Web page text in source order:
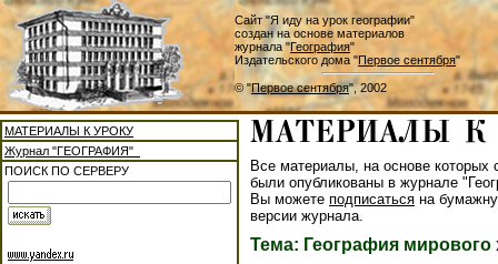
Сайт "Я иду на урок географии"
создан на основе материалов
журнала "География"
Издательского дома "Первое сентября"
© "Первое сентября", 2002
МАТЕРИАЛЫ К УРОКУ
Журнал "ГЕОГРАФИЯ"
ПОИСК ПО СЕРВЕРУ
Все материалы, на основе которых
были опубликованы в журнале
Вы можете подписаться на
версии журнала.
Тема: География мирового